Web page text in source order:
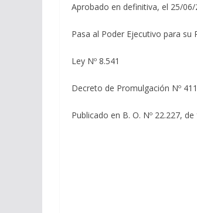
Aprobado en definitiva, el 25/06/
Pasa al Poder Ejecutivo para su
Ley Nº 8.541
Decreto de Promulgación Nº
Publicado en B. O. Nº 22.227,